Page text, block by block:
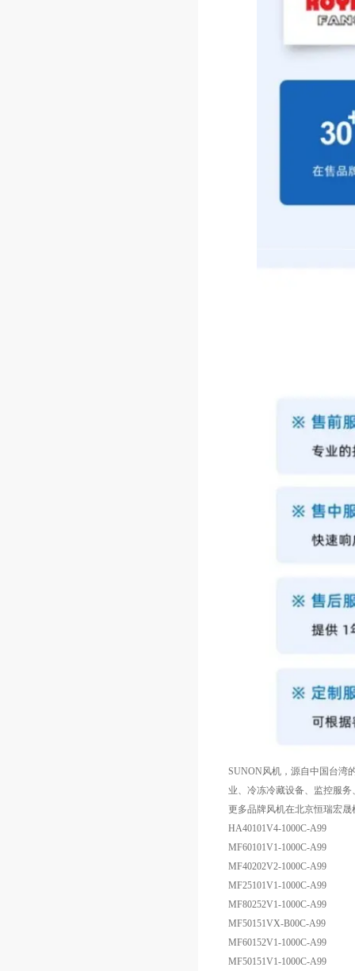
SUNON风机，源自中国台湾
业、冷冻冷藏设备、监控服
更多品牌风机在北京恒瑞宏
HA40101V4-1000C-A99
MF60101V1-1000C-A99
MF40202V2-1000C-A99
MF25101V1-1000C-A99
MF80252V1-1000C-A99
MF50151VX-B00C-A99
MF60152V1-1000C-A99
MF50151V1-1000C-A99